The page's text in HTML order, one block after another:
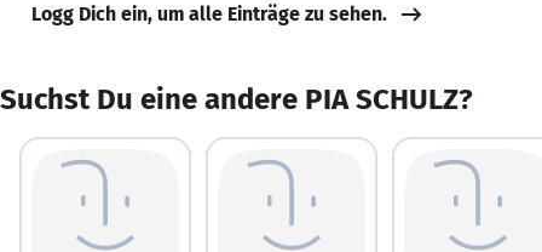
Logg Dich ein, um alle Einträge zu sehen.
Suchst Du eine andere PIA SCHULZ?